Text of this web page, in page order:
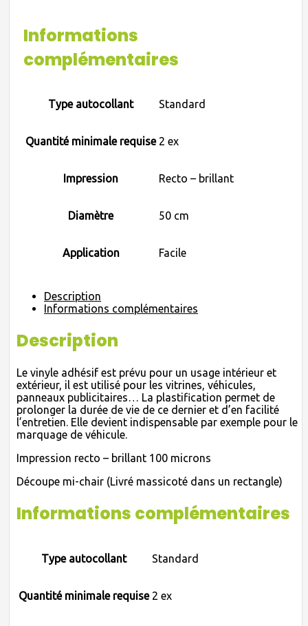
Informations
complémentaires
Type autocollant Standard
Quantité minimale requise 2 ex
Impression Recto – brillant
Diamètre 50 cm
Application Facile
Description
Informations complémentaires
Description
Le vinyle adhésif est prévu pour un usage intérieur et
extérieur, il est utilisé pour les vitrines, véhicules,
panneaux publicitaires… La plastification permet de
prolonger la durée de vie de ce dernier et d’en facilité
l’entretien. Elle devient indispensable par exemple pour le
marquage de véhicule.
Impression recto – brillant 100 microns
Découpe mi-chair (Livré massicoté dans un rectangle)
Informations complémentaires
Type autocollant Standard
Quantité minimale requise 2 ex